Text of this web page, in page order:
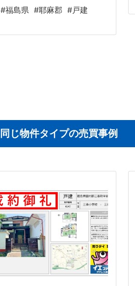
#福島県 #耶麻郡 #戸建
同じ物件タイプの売買事例